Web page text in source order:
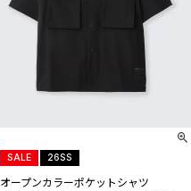
オープンカラーポケットシャツ
SALE 26SS